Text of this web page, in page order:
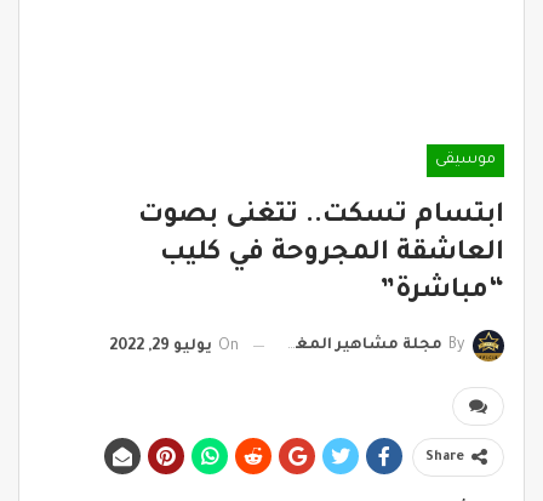
موسيقى
ابتسام تسكت.. تتغنى بصوت
العاشقة المجروحة في كليب
“مباشرة”
By مجلة مشاهير المغرب On يوليو 29, 2022
Share